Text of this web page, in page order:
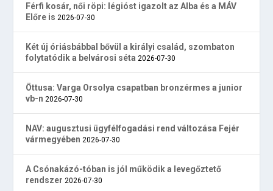
Férfi kosár, női röpi: légióst igazolt az Alba és a MÁV
Előre is 2026-07-30
Két új óriásbábbal bővül a királyi család, szombaton
folytatódik a belvárosi séta 2026-07-30
Öttusa: Varga Orsolya csapatban bronzérmes a junior
vb-n 2026-07-30
NAV: augusztusi ügyfélfogadási rend változása Fejér
vármegyében 2026-07-30
A Csónakázó-tóban is jól működik a levegőztető
rendszer 2026-07-30